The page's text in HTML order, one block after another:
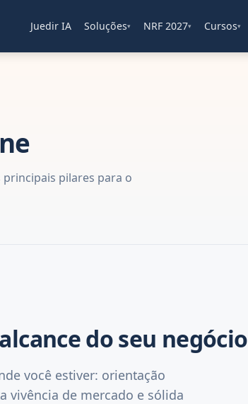
Juedir IA Soluções▾ NRF 2027▾ Cursos▾
pilares para o
do seu negócio
você estiver: orientação
vivência de mercado e sólida